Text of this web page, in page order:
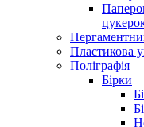
Пластикова
Поліграфія
Бірки